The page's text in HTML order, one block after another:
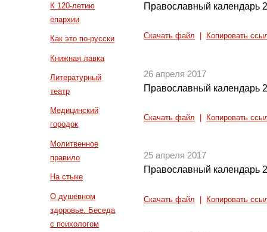
К 120-летию
епархии
Как это по-русски
Книжная лавка
Литературный
театр
Медицинский
городок
Молитвенное
правило
На стыке
О душевном
здоровье. Беседа
с психологом
Православный календарь
Скачать файл Копировать
26 апреля 2017
Православный календарь
Скачать файл Копировать
25 апреля 2017
Православный календарь
Скачать файл Копировать